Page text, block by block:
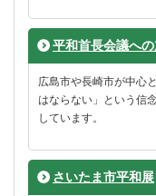
平和首長会議へ
広島市や長崎市が中心
はならない」という信
しています。
さいたま市平和展